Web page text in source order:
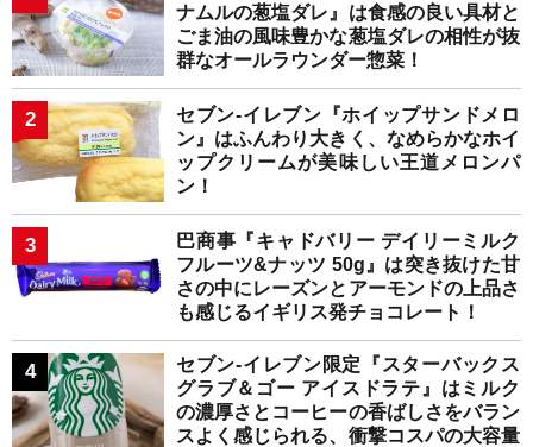
ナムルの葱塩ダレ』は食感の良い具材と
ごま油の風味豊かな葱塩ダレの相性が抜
群なオールラウンダー惣菜！
セブン-イレブン『ホイップサンドメロ
ン』はふんわり大きく、なめらかなホイ
ップクリームが美味しい王道メロンパ
ン！
巴商事『キャドバリー デイリーミルク
フルーツ&ナッツ 50g』は突き抜けた甘
さの中にレーズンとアーモンドの上品さ
も感じるイギリス発チョコレート！
セブン-イレブン限定『スターバックス
グラブ＆ゴー アイスドラテ』はミルク
の濃厚さとコーヒーの香ばしさをバラン
スよく感じられる、衝撃コスパの大容量